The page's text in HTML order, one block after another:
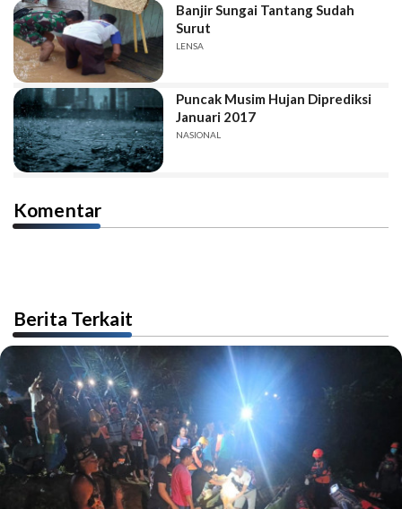
Banjir Sungai Tantang Sudah
Surut
LENSA
Puncak Musim Hujan Diprediksi
Januari 2017
NASIONAL
Komentar
Berita Terkait